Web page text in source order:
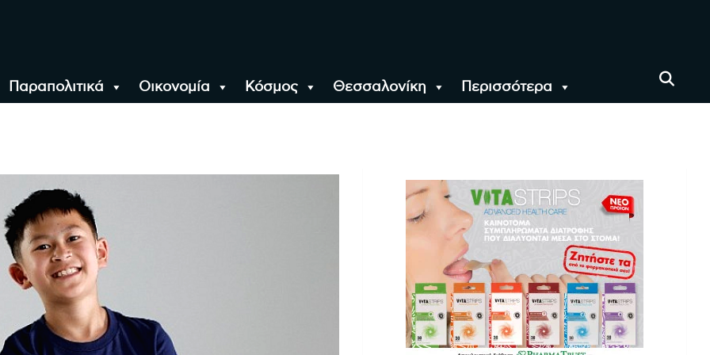
Παραπολιτικά Οικονομία Κόσμος Θεσσαλονίκη Περισσότερα